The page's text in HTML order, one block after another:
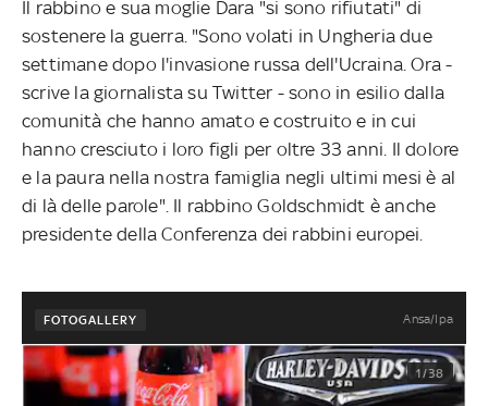
Il rabbino e sua moglie Dara "si sono rifiutati" di
sostenere la guerra. "Sono volati in Ungheria due
settimane dopo l'invasione russa dell'Ucraina. Ora -
scrive la giornalista su Twitter - sono in esilio dalla
comunità che hanno amato e costruito e in cui
hanno cresciuto i loro figli per oltre 33 anni. Il dolore
e la paura nella nostra famiglia negli ultimi mesi è al
di là delle parole". Il rabbino Goldschmidt è anche
presidente della Conferenza dei rabbini europei.
FOTOGALLERY Ansa/Ipa
1/38